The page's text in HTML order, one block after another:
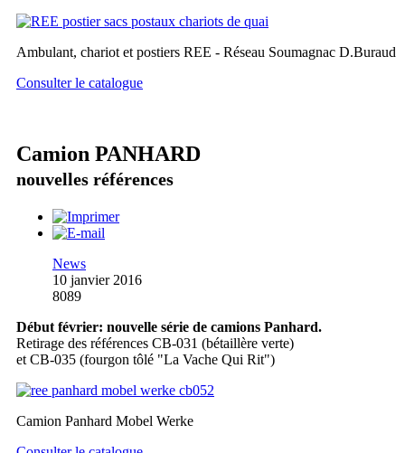
Ambulant, chariot et postiers REE - Réseau Soumagnac D.Buraud
Consulter le catalogue
Camion PANHARD
nouvelles références
News
10 janvier 2016
8089
Début février: nouvelle série de camions Panhard.
Retirage des références CB-031 (bétaillère verte)
et CB-035 (fourgon tôlé "La Vache Qui Rit")
Camion Panhard Mobel Werke